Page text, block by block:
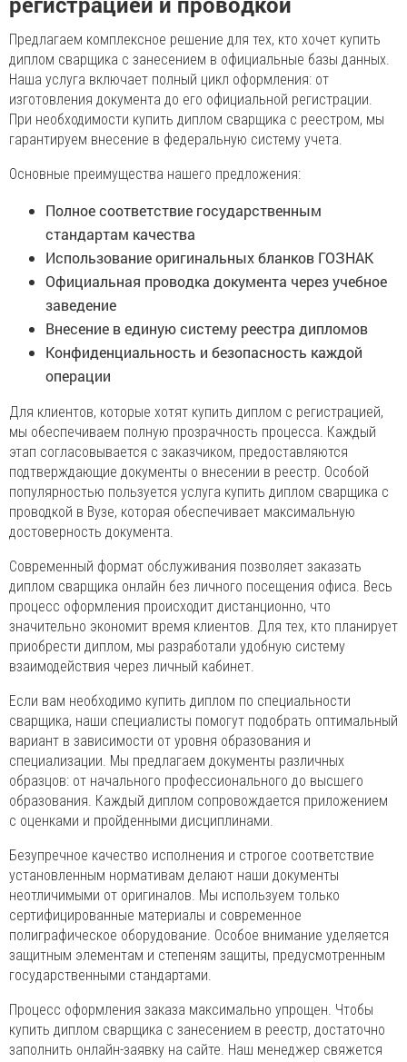
Предлагаем комплексное решение для тех, кто хочет купить
диплом сварщика с занесением в официальные базы данных.
Наша услуга включает полный цикл оформления: от
изготовления документа до его официальной регистрации.
При необходимости купить диплом сварщика с реестром, мы
гарантируем внесение в федеральную систему учета.
Основные преимущества нашего предложения:
Полное соответствие государственным
стандартам качества
Использование оригинальных бланков ГОЗНАК
Официальная проводка документа через учебное
заведение
Внесение в единую систему реестра дипломов
Конфиденциальность и безопасность каждой
операции
Для клиентов, которые хотят купить диплом с регистрацией,
мы обеспечиваем полную прозрачность процесса. Каждый
этап согласовывается с заказчиком, предоставляются
подтверждающие документы о внесении в реестр. Особой
популярностью пользуется услуга купить диплом сварщика с
проводкой в Вузе, которая обеспечивает максимальную
достоверность документа.
Современный формат обслуживания позволяет заказать
диплом сварщика онлайн без личного посещения офиса. Весь
процесс оформления происходит дистанционно, что
значительно экономит время клиентов. Для тех, кто планирует
приобрести диплом, мы разработали удобную систему
взаимодействия через личный кабинет.
Если вам необходимо купить диплом по специальности
сварщика, наши специалисты помогут подобрать оптимальный
вариант в зависимости от уровня образования и
специализации. Мы предлагаем документы различных
образцов: от начального профессионального до высшего
образования. Каждый диплом сопровождается приложением
с оценками и пройденными дисциплинами.
Безупречное качество исполнения и строгое соответствие
установленным нормативам делают наши документы
неотличимыми от оригиналов. Мы используем только
сертифицированные материалы и современное
полиграфическое оборудование. Особое внимание уделяется
защитным элементам и степеням защиты, предусмотренным
государственными стандартами.
Процесс оформления заказа максимально упрощен. Чтобы
купить диплом сварщика с занесением в реестр, достаточно
заполнить онлайн-заявку на сайте. Наш менеджер свяжется